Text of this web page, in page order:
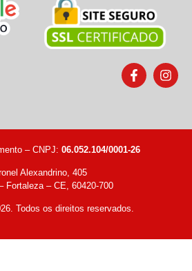
– CNPJ: 06.052.104/0001-26
Alexandrino, 405
Fortaleza – CE, 60420-700
Todos os direitos reservados.